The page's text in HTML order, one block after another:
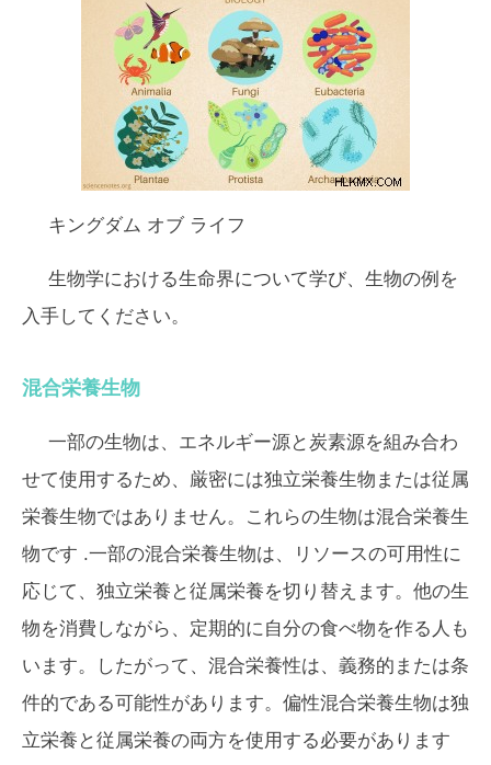
キングダム オブ ライフ
生物学における生命界について学び、生物の例を
入手してください。
混合栄養生物
一部の生物は、エネルギー源と炭素源を組み合わ
せて使用​​するため、厳密には独立栄養生物または従属
栄養生物ではありません。これらの生物は混合栄養生
物です .一部の混合栄養生物は、リソースの可用性に
応じて、独立栄養と従属栄養を切り替えます。他の生
物を消費しながら、定期的に自分の食べ物を作る人も
います。したがって、混合栄養性は、義務的または条
件的である可能性があります。偏性混合栄養生物は独
立栄養と従属栄養の両方を使用する必要があります